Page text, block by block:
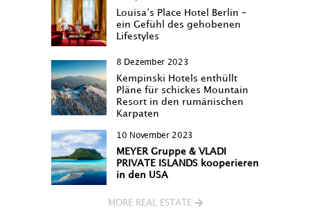
Louisa‘s Place Hotel Berlin –
ein Gefühl des gehobenen
Lifestyles
8 Dezember 2023
Kempinski Hotels enthüllt
Pläne für schickes Mountain
Resort in den rumänischen
Karpaten
10 November 2023
MEYER Gruppe & VLADI
PRIVATE ISLANDS kooperieren
in den USA
MORE REAL ESTATE